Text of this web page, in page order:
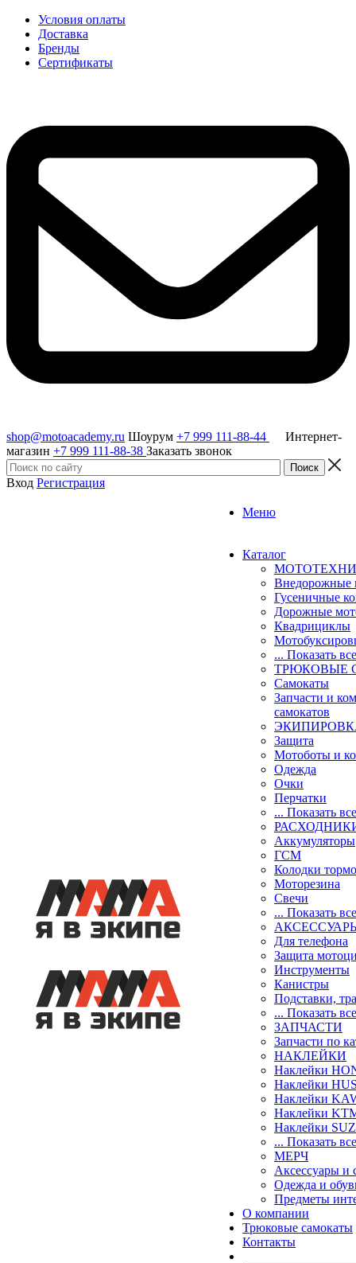
Условия оплаты
Доставка
Бренды
Сертификаты
shop@motoacademy.ru Шоурум +7 999 111-88-44
Интернет-
магазин +7 999 111-88-38 Заказать звонок
Вход Регистрация
Меню
Каталог
Внедорожные
Гусеничные
Дорожные
Квадрициклы
... Показать все
ТРЮКОВЫЕ
Самокаты
Запчасти и
самокатов
Защита
Мотоботы и
Одежда
Очки
Перчатки
... Показать все
Аккумуляторы
ГСМ
Колодки
Моторезина
Свечи
... Показать все
Для телефона
Защита
Инструменты
Канистры
Подставки,
... Показать все
ЗАПЧАСТИ
Запчасти по
НАКЛЕЙКИ
Наклейки
Наклейки
Наклейки
Наклейки
Наклейки
... Показать все
МЕРЧ
Аксессуары и
Одежда и
Предметы
О компании
Трюковые самокаты
Контакты